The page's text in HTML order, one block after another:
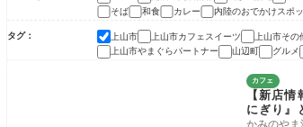
そば
和食 カレー 内陸のおでかけスポ
タグ 上山市 上山市カフェスイーツ 上山市その
上山市やまぐらパートナー
山辺町 グルメ
カフェ
【新店
にぎり』
かみのやま